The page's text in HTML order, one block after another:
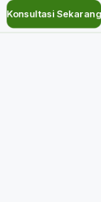
Konsultasi Sekarang